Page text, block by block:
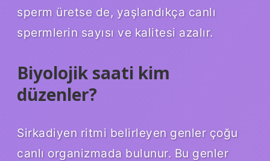
sperm üretse de, yaşlandıkça canlı
spermlerin sayısı ve kalitesi azalır.
Biyolojik saati kim
düzenler?
Sirkadiyen ritmi belirleyen genler çoğu
canlı organizmada bulunur. Bu genler